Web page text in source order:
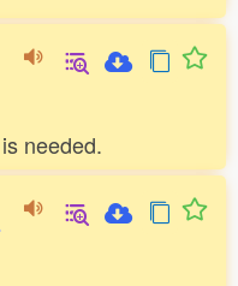
needed.